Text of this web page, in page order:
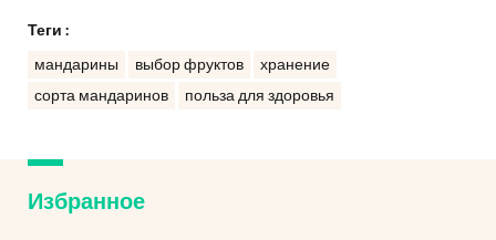
Теги :
мандарины выбор фруктов
хранение
сорта мандаринов
польза для здоровья
Избранное